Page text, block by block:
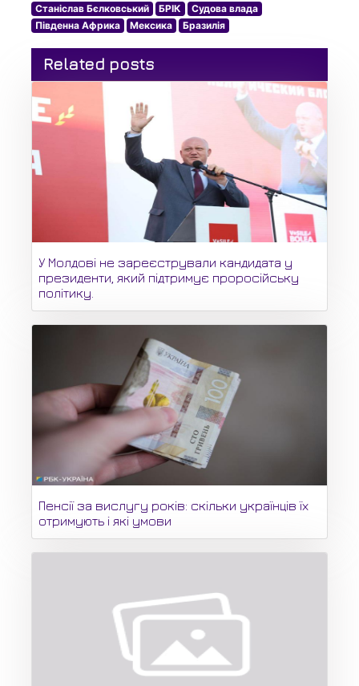
Станіслав Бєлковський БРІК
Судова влада
Південна Африка
Мексика Бразилія
Related posts
У Молдові не зареєстрували кандидата у
президенти, який підтримує проросійську
політику.
Пенсії за вислугу років: скільки українців їх
отримують і які умови